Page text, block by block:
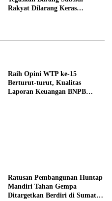
Rakyat Dilarang Keras
Raih Opini WTP ke-15
Berturut-turut, Kualitas
Laporan Keuangan BNPB
Ratusan Pembangunan Huntap
Mandiri Tahan Gempa
Ditargetkan Berdiri di Sumatra